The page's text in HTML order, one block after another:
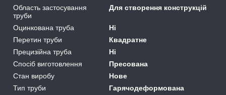
Область застосування
труби
Для створення конструкцій
Оцинкована труба
Ні
Перетин труби
Квадратне
Прецизійна труба
Ні
Спосіб виготовлення
Пресована
Стан виробу
Нове
Тип труби
Гарячодеформована